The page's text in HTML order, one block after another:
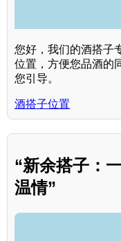
您好，我们的酒搭子
位置，方便您品酒的
您引导。
酒搭子位置
“新余搭子：
温情”